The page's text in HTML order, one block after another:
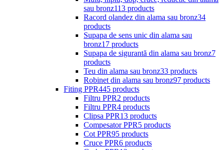
sau bronz113 products
Racord olandez din alama sau bronz34
products
Supapa de sens unic din alama sau
bronz17 products
Supapa de sigurantă din alama sau bronz7
products
Teu din alama sau bronz33 products
Robinet din alama sau bronz97 products
Fiting PPR445 products
Filtru PPR2 products
Filtru PPR4 products
Clipsa PPR13 products
Compesator PPR5 products
Cot PPR95 products
Cruce PPR6 products